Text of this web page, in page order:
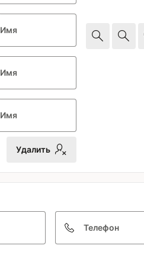
Имя
Имя
Имя
Удалить
Телефон